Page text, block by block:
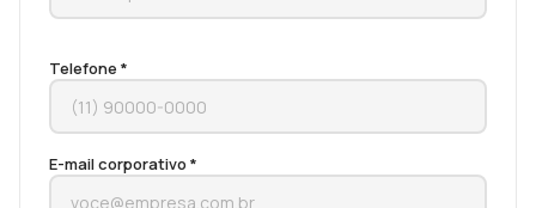
Telefone *
E-mail corporativo *